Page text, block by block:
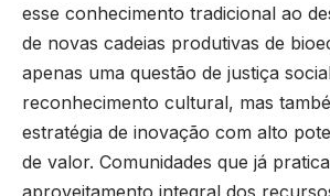
esse conhecimento tradicional ao
de novas cadeias produtivas de
apenas uma questão de justiça
reconhecimento cultural, mas
estratégia de inovação com alto
de valor. Comunidades que já
aproveitamento integral dos